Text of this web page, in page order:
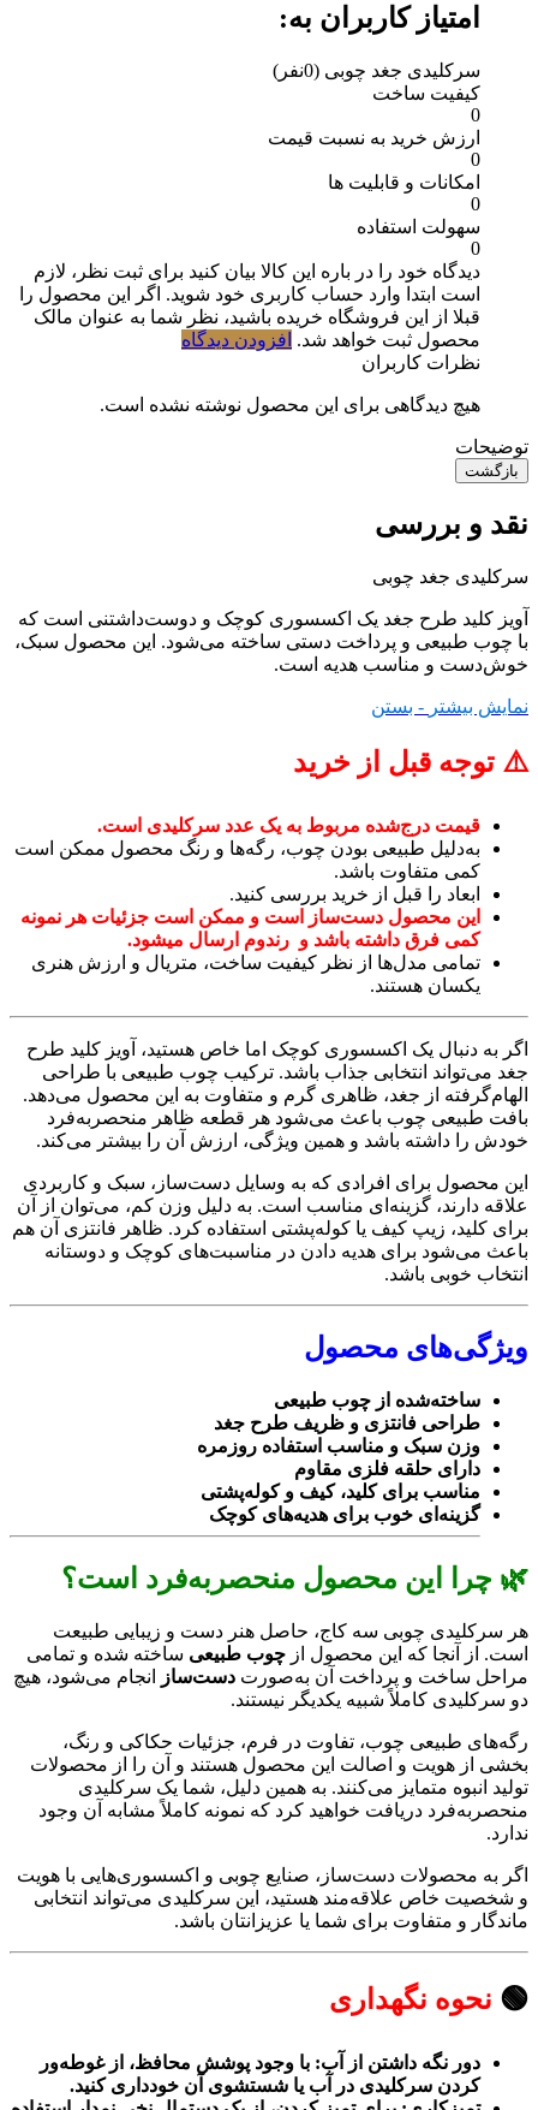
امتیاز کاربران به:
سرکلیدی جغد چوبی (0نفر)
کیفیت ساخت
0
ارزش خرید به نسبت قیمت
0
امکانات و قابلیت ها
0
سهولت استفاده
0
دیدگاه خود را در باره این کالا بیان کنید برای ثبت نظر، لازم
است ابتدا وارد حساب کاربری خود شوید. اگر این محصول را
قبلا از این فروشگاه خریده باشید، نظر شما به عنوان مالک
محصول ثبت خواهد شد. افزودن دیدگاه
نظرات کاربران
هیچ دیدگاهی برای این محصول نوشته نشده است.
توضیحات
بازگشت
نقد و بررسی
سرکلیدی جغد چوبی
آویز کلید طرح جغد یک اکسسوری کوچک و دوست‌داشتنی است که
با چوب طبیعی و پرداخت دستی ساخته می‌شود. این محصول سبک،
خوش‌دست و مناسب هدیه است.
نمایش بیشتر - بستن
⚠️ توجه قبل از خرید
قیمت درج‌شده مربوط به یک عدد سرکلیدی است.
به‌دلیل طبیعی بودن چوب، رگه‌ها و رنگ محصول ممکن است
کمی متفاوت باشد.
ابعاد را قبل از خرید بررسی کنید.
این محصول دست‌ساز است و ممکن است جزئیات هر نمونه
کمی فرق داشته باشد و رندوم ارسال میشود.
تمامی مدل‌ها از نظر کیفیت ساخت، متریال و ارزش هنری
یکسان هستند.
اگر به دنبال یک اکسسوری کوچک اما خاص هستید، آویز کلید طرح
جغد می‌تواند انتخابی جذاب باشد. ترکیب چوب طبیعی با طراحی
الهام‌گرفته از جغد، ظاهری گرم و متفاوت به این محصول می‌دهد.
بافت طبیعی چوب باعث می‌شود هر قطعه ظاهر منحصربه‌فرد
خودش را داشته باشد و همین ویژگی، ارزش آن را بیشتر می‌کند.
این محصول برای افرادی که به وسایل دست‌ساز، سبک و کاربردی
علاقه دارند، گزینه‌ای مناسب است. به دلیل وزن کم، می‌توان از آن
برای کلید، زیپ کیف یا کوله‌پشتی استفاده کرد. ظاهر فانتزی آن هم
باعث می‌شود برای هدیه دادن در مناسبت‌های کوچک و دوستانه
انتخاب خوبی باشد.
ویژگی‌های محصول
ساخته‌شده از چوب طبیعی
طراحی فانتزی و ظریف طرح جغد
وزن سبک و مناسب استفاده روزمره
دارای حلقه فلزی مقاوم
مناسب برای کلید، کیف و کوله‌پشتی
گزینه‌ای خوب برای هدیه‌های کوچک
🌿 چرا این محصول منحصربه‌فرد است؟
هر سرکلیدی چوبی سه کاج، حاصل هنر دست و زیبایی طبیعت
است. از آنجا که این محصول از چوب طبیعی ساخته شده و تمامی
مراحل ساخت و پرداخت آن به‌صورت دست‌ساز
انجام می‌شود، هیچ
دو سرکلیدی کاملاً شبیه یکدیگر نیستند.
رگه‌های طبیعی چوب، تفاوت در فرم، جزئیات حکاکی و رنگ،
بخشی از هویت و اصالت این محصول هستند و آن را از محصولات
تولید انبوه متمایز می‌کنند. به همین دلیل، شما یک سرکلیدی
منحصربه‌فرد دریافت خواهید کرد که نمونه کاملاً مشابه آن وجود
ندارد.
اگر به محصولات دست‌ساز، صنایع چوبی و اکسسوری‌هایی با هویت
و شخصیت خاص علاقه‌مند هستید، این سرکلیدی می‌تواند انتخابی
ماندگار و متفاوت برای شما یا عزیزانتان باشد.
🟢 نحوه نگهداری
دور نگه داشتن از آب: با وجود پوشش محافظ، از غوطه‌ور
کردن سرکلیدی در آب یا شستشوی آن خودداری کنید.